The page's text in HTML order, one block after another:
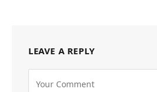
LEAVE A REPLY